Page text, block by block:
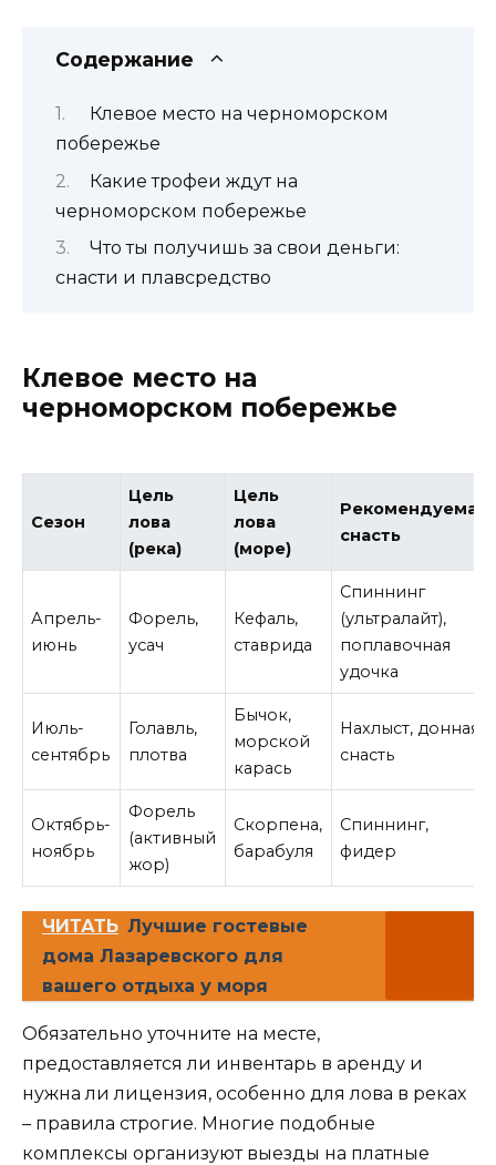
Содержание
Клевое место на черноморском
побережье
Какие трофеи ждут на
черноморском побережье
Что ты получишь за свои деньги:
снасти и плавсредство
Клевое место на
черноморском побережье
Сезон
Цель
лова
(река)
Цель
лова
(море)
Рекомендуемая
снасть
Апрель-
июнь
Форель,
усач
Кефаль,
ставрида
Спиннинг
(ультралайт),
поплавочная
удочка
Июль-
сентябрь
Голавль,
плотва
Бычок,
морской
карась
Нахлыст, донная
снасть
Октябрь-
ноябрь
Форель
(активный
жор)
Скорпена,
барабуля
Спиннинг,
фидер
ЧИТАТЬ Лучшие гостевые
дома Лазаревского для
вашего отдыха у моря
Обязательно уточните на месте,
предоставляется ли инвентарь в аренду и
нужна ли лицензия, особенно для лова в реках
– правила строгие. Многие подобные
комплексы организуют выезды на платные